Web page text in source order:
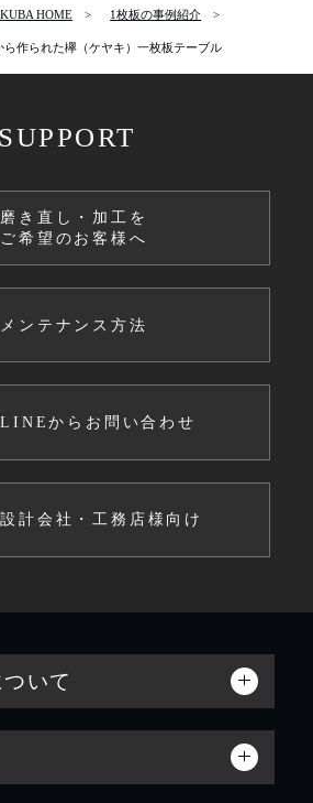
HOME 1枚板の事例紹介
作られた欅（ケヤキ）一枚板テーブル
SUPPORT
磨き直し・加工を
ご希望のお客様へ
メンテナンス方法
LINEからお問い合わせ
設計会社・工務店様向け
いて